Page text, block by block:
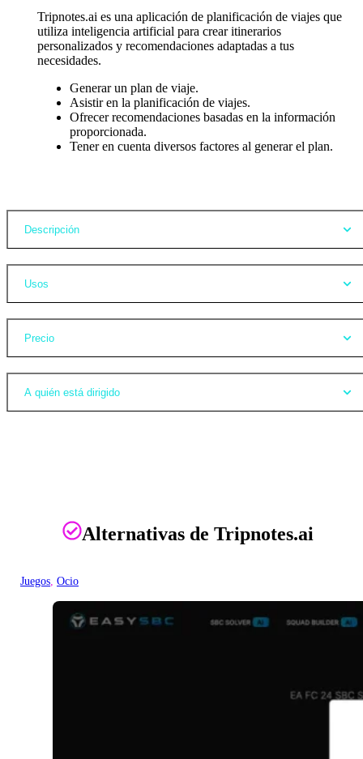
Tripnotes.ai es una aplicación de planificación de viajes que
utiliza inteligencia artificial para crear itinerarios
personalizados y recomendaciones adaptadas a tus
necesidades.
Generar un plan de viaje.
Asistir en la planificación de viajes.
Ofrecer recomendaciones basadas en la información
proporcionada.
Tener en cuenta diversos factores al generar el plan.
Descripción
Usos
Precio
A quién está dirigido
Alternativas de Tripnotes.ai
Juegos, Ocio